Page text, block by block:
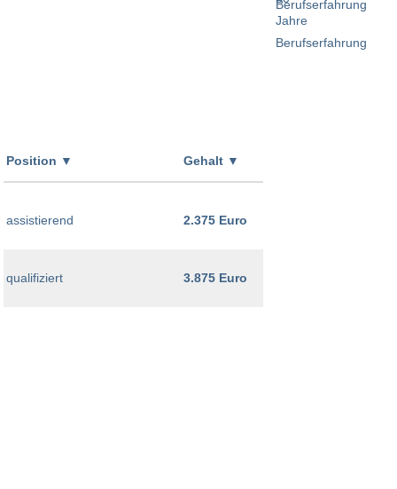
Position ▼ Gehalt ▼
assistierend 2.375 Euro
qualifiziert 3.875 Euro